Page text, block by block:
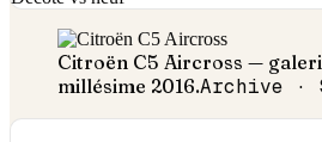
Citroën C5 Aircross —
millésime 2016.Archive ·